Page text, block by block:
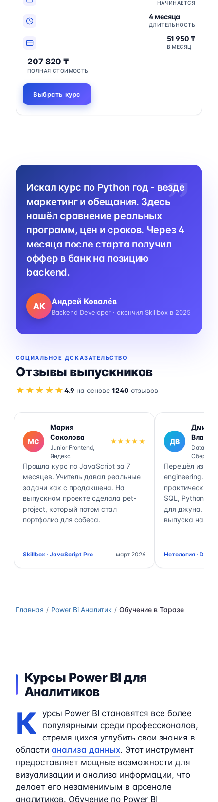
НАЧИНАЕТСЯ
4 месяца
ДЛИТЕЛЬНОСТЬ
51 950 ₸
В МЕСЯЦ
207 820 ₸
ПОЛНАЯ СТОИМОСТЬ
Выбрать курс
Искал курс по Python год - везде
маркетинг и обещания. Здесь
нашёл сравнение реальных
программ, цен и сроков. Через 4
месяца после старта получил
оффер в банк на позицию
backend.
АК Андрей Ковалёв
Backend Developer · окончил Skillbox в 2025
СОЦИАЛЬНОЕ ДОКАЗАТЕЛЬСТВО
Отзывы выпускников
★★★★★4.9 на основе 1240 отзывов
МС
Мария
Соколова
Junior Frontend,
Яндекс
★★★★★
Прошла курс по JavaScript за 7
месяцев. Учитель давал реальные
задачи как с продакшена. На
выпускном проекте сделала pet-
project, который потом стал
портфолио для собеса.
Skillbox · JavaScript Pro март 2026
ДВ
Власов
Data
Сбер
Перешёл из
engineering.
практически
SQL, Python,
для джуна.
выпуска нашёл
Нетология · Data
Главная Power Bi Аналитик Обучение в Таразе
Курсы Power BI для
Аналитиков
К
урсы Power BI становятся все более
популярными среди профессионалов,
стремящихся углубить свои знания в
области анализа данных. Этот инструмент
предоставляет мощные возможности для
визуализации и анализа информации, что
делает его незаменимым в арсенале
аналитиков. Обучение по Power BI